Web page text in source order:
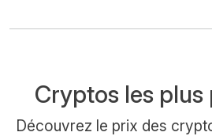
Cryptos les plus
Découvrez le prix des